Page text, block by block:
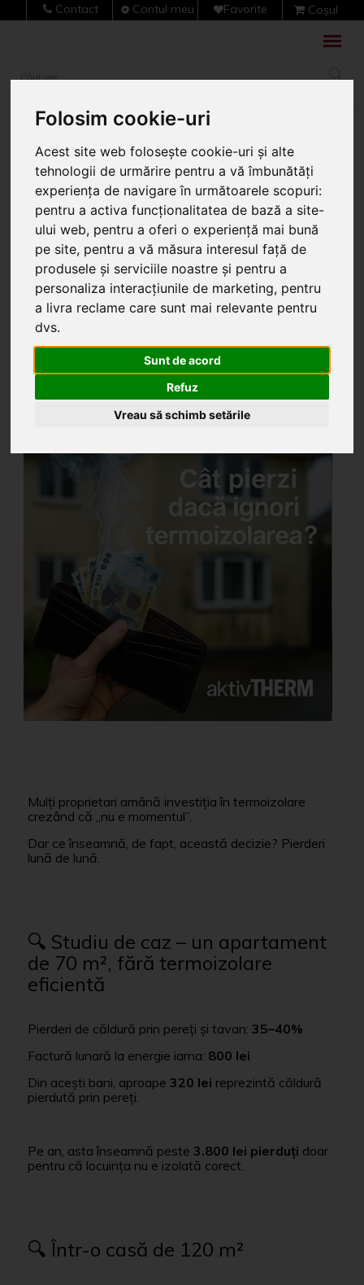
Folosim cookie-uri
Acest site web folosește cookie-uri și alte
tehnologii de urmărire pentru a vă îmbunătăți
experiența de navigare în următoarele scopuri:
pentru a activa funcționalitatea de bază a site-
ului web, pentru a oferi o experiență mai bună
pe site, pentru a vă măsura interesul față de
produsele și serviciile noastre și pentru a
personaliza interacțiunile de marketing, pentru
a livra reclame care sunt mai relevante pentru
dvs.
Sunt de acord
Refuz
Vreau să schimb setările
Coșul
Contact Contul meu Favorite
Vezi alte sectiuni
<< Înapoi
Cât pierzi cu adevărat
dacă ignori
termoizolarea
locuinței? Studiu de
caz și calcule reale
Mulți proprietari amână investiția în termoizolare
crezând că „nu e momentul”.
Dar ce înseamnă, de fapt, această decizie? Pierderi
lună de lună.
🔍 Studiu de caz – un apartament
de 70 m², fără termoizolare
eficientă
Pierderi de căldură prin pereți și tavan:35–40%
Factură lunară la energie iarna: 800 lei
Din acești bani, aproape320 lei reprezintă căldură
pierdută prin pereți.
Pe an, asta înseamnă peste3.800 lei pierduți doar
pentru că locuința nu e izolată corect.
🔍 Într-o casă de 120 m²